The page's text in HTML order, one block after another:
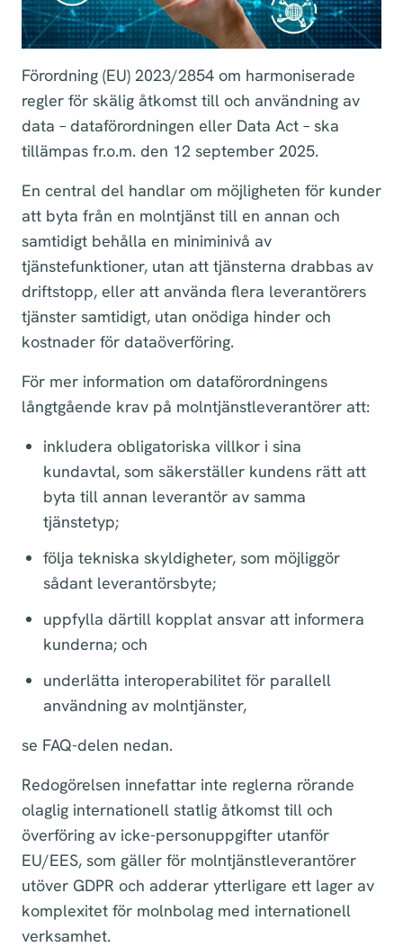
Förordning (EU) 2023/2854 om harmoniserade
regler för skälig åtkomst till och användning av
data – dataförordningen eller Data Act – ska
tillämpas fr.o.m. den 12 september 2025.
En central del handlar om möjligheten för kunder
att byta från en molntjänst till en annan och
samtidigt behålla en miniminivå av
tjänstefunktioner, utan att tjänsterna drabbas av
driftstopp, eller att använda flera leverantörers
tjänster samtidigt, utan onödiga hinder och
kostnader för dataöverföring.
För mer information om dataförordningens
långtgående krav på molntjänstleverantörer att:
inkludera obligatoriska villkor i sina
kundavtal, som säkerställer kundens rätt att
byta till annan leverantör av samma
tjänstetyp;
följa tekniska skyldigheter, som möjliggör
sådant leverantörsbyte;
uppfylla därtill kopplat ansvar att informera
kunderna; och
underlätta interoperabilitet för parallell
användning av molntjänster,
se FAQ-delen nedan.
Redogörelsen innefattar inte reglerna rörande
olaglig internationell statlig åtkomst till och
överföring av icke-personuppgifter utanför
EU/EES, som gäller för molntjänstleverantörer
utöver GDPR och adderar ytterligare ett lager av
komplexitet för molnbolag med internationell
verksamhet.